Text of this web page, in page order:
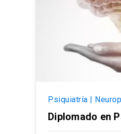
Psiquiatría |
Diplomado en